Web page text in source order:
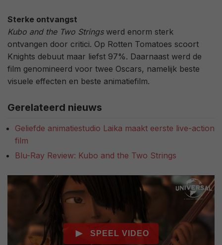
Sterke ontvangst
Kubo and the Two Stringswerd enorm sterk
ontvangen door critici. Op Rotten Tomatoes scoort
Knights debuut maar liefst 97%. Daarnaast werd de
film genomineerd voor twee Oscars, namelijk beste
visuele effecten en beste animatiefilm.
Gerelateerd nieuws
Geliefde animatiestudio Laika maakt eerste live-action
film
Blu-Ray Review: Kubo and the Two Strings